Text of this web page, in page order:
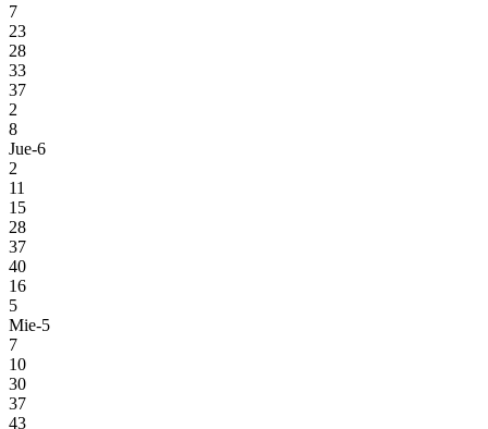
7
23
28
33
37
2
8
Jue-6
2
11
15
28
37
40
16
5
Mie-5
7
10
30
37
43